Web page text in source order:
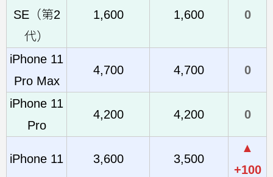
SE（第2
代）
1,600 1,600 0
iPhone 11
Pro Max
4,700 4,700 0
iPhone 11
Pro
4,200 4,200 0
iPhone 11 3,600 3,500
▲
+100